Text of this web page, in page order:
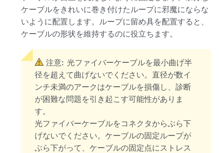
ケーブルをきれいに巻き付けたループに邪魔にならな
いように配置します。ループに留め具を配置すると、
ケーブルの形状を維持するのに役立ちます。
注意: 光ファイバーケーブルを最小曲げ半
径を超えて曲げないでください。直径が数イ
ンチ未満のアークはケーブルを損傷し、診断
が困難な問題を引き起こす可能性がありま
す。
光ファイバーケーブルをコネクタからぶら下
げないでください。ケーブルの固定ループが
ぶら下がって、ケーブルの固定点にストレス